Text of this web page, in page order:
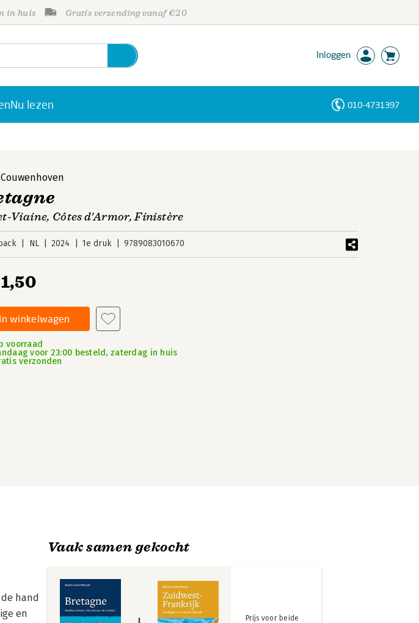
in huis Gratis verzending vanaf €20
Inloggen
Nu lezen 010-4731397
Viaine, Côtes d'Armor, Finistère
NL 2024 1e druk 9789083010670
In winkelwagen
voorraad
voor 23:00 besteld, zaterdag in huis
verzonden
hand
en
Vaak samen gekocht
Prijs voor beide
Personen